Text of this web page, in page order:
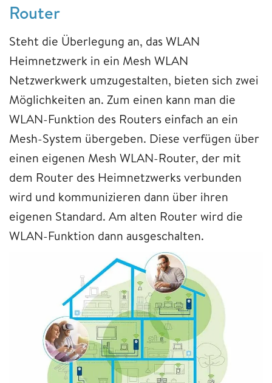
Router
Steht die Überlegung an, das WLAN
Heimnetzwerk in ein Mesh WLAN
Netzwerkwerk umzugestalten, bieten sich zwei
Möglichkeiten an. Zum einen kann man die
WLAN-Funktion des Routers einfach an ein
Mesh-System übergeben. Diese verfügen über
einen eigenen Mesh WLAN-Router, der mit
dem Router des Heimnetzwerks verbunden
wird und kommunizieren dann über ihren
eigenen Standard. Am alten Router wird die
WLAN-Funktion dann ausgeschalten.